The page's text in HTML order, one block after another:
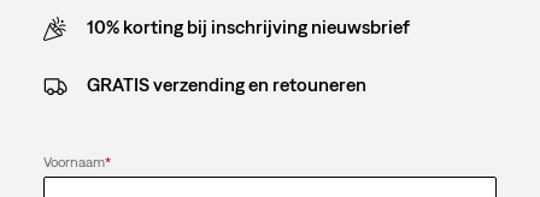
10% korting bij inschrijving nieuwsbrief
GRATIS verzending en retouneren
Voornaam*